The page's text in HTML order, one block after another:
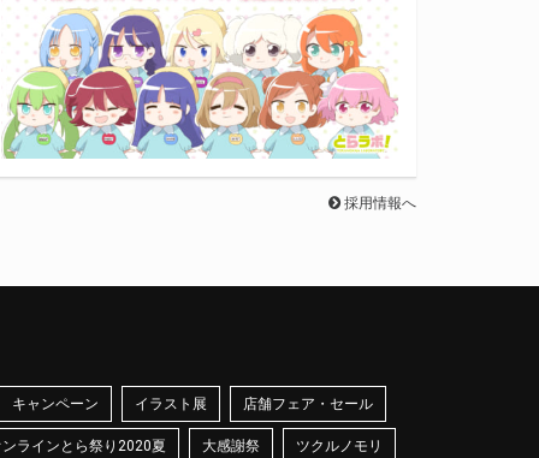
採用情報へ
キャンペーン イラスト展 店舗フェア・セール
ラインとら祭り2020夏 大感謝祭 ツクルノモリ